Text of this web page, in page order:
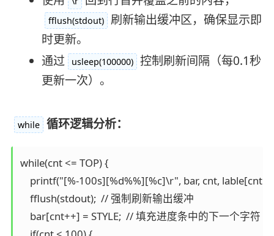
fflush(stdout) 刷新输出缓冲区，确保显示即
时更新。
通过
usleep(100000) 控制刷新间隔（每0.1秒
更新一次）。
while 循环逻辑分析：
while(cnt <= TOP) {
printf("[%-100s][%d%%][%c]\r", bar, cnt, lable[cnt %
    fflush(stdout);  // 强制刷新输出缓冲
    bar[cnt++] = STYLE;  // 填充进度条中的下一个字符